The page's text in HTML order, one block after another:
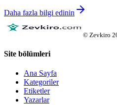
Daha fazla bilgi edinin
© Zevkiro
Site bölümleri
Ana Sayfa
Kategoriler
Etiketler
Yazarlar